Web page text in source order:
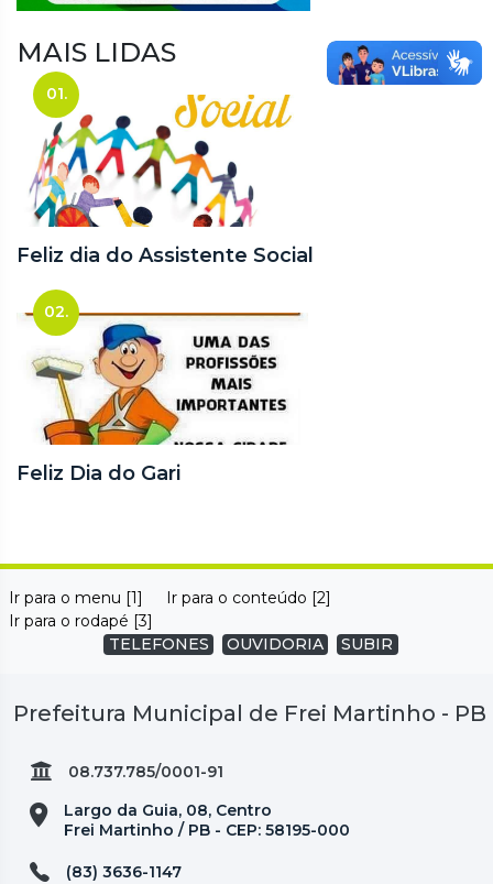
MAIS LIDAS
01.
Feliz dia do Assistente Social
02.
Feliz Dia do Gari
Ir para o menu [1]
Ir para o conteúdo [2]
Ir para o rodapé [3]
TELEFONES
OUVIDORIA SUBIR
Prefeitura Municipal de Frei Martinho - PB
08.737.785/0001-91
Largo da Guia, 08, Centro
Frei Martinho / PB - CEP: 58195-000
(83) 3636-1147